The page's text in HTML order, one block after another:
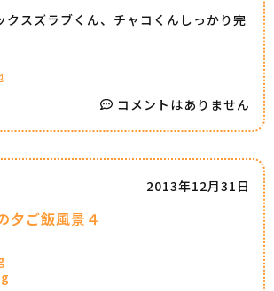
クスズラブくん、チャコくんしっかり完
コメントはありません
夕ご飯風景４
2013年12月31日